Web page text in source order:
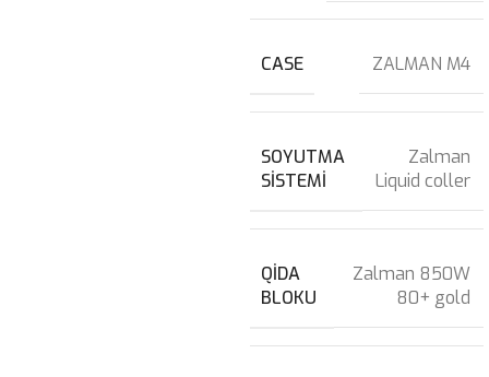
CASE ZALMAN M4
SOYUTMA
SISTEMI
Zalman
Liquid coller
QIDA
BLOKU
Zalman 850W
80+ gold